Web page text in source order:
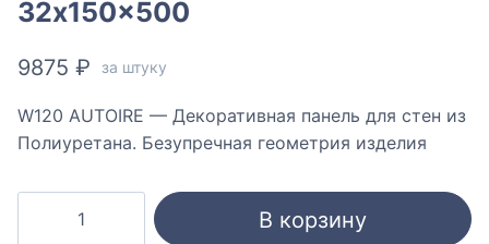
32x150x500
9875 ₽ за штуку
W120 AUTOIRE — Декоративная панель для стен из
Полиуретана. Безупречная геометрия изделия
В корзину